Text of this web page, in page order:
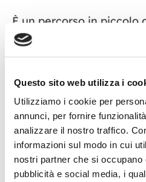
Questo sito web utilizza i
Utilizziamo i cookie per
annunci, per fornire
analizzare il nostro traffico.
informazioni sul modo in cui
nostri partner che si occupano
pubblicità e social media, i
È un percorso in piccolo
scuola primaria.
abilità attentive e
N. 10 incontri in piccolo
di restituzione ai
Conduce il gruppo:
Dott. Simone Frassoni ,